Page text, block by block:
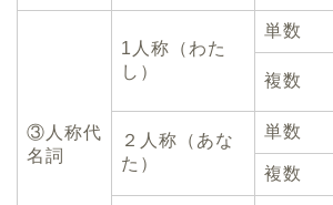
③人称代
名詞
1人称（わた
し）
単数
複数
２人称（あな
た）
単数
複数